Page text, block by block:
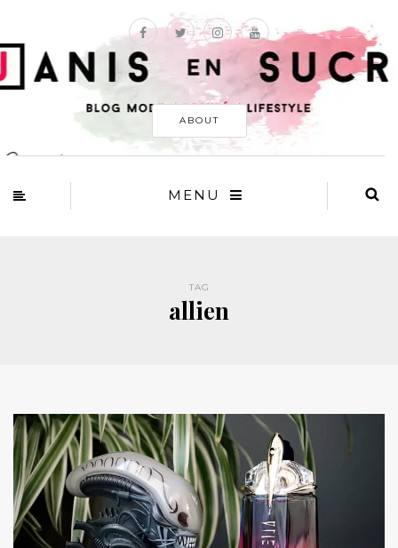
ABOUT
MENU
TAG
allien